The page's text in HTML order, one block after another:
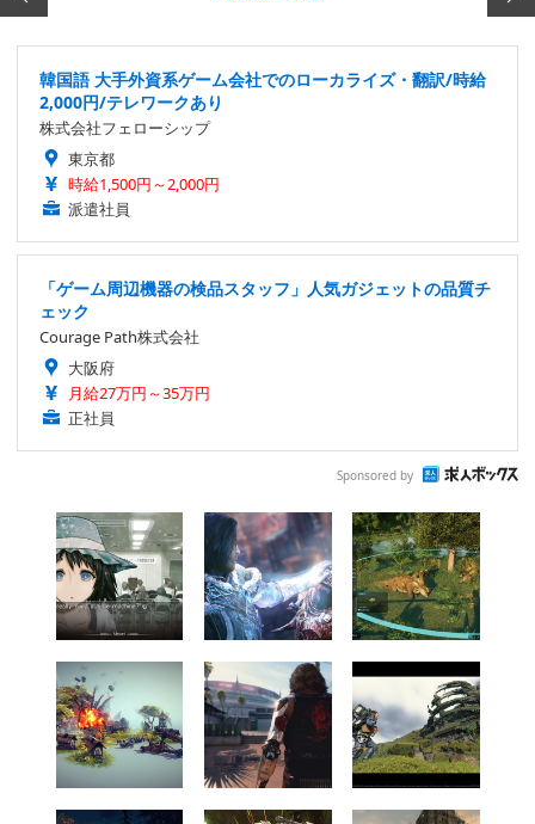
韓国語 大手外資系ゲーム会社でのローカライズ・翻訳/時給
2,000円/テレワークあり
株式会社フェローシップ
東京都
時給1,500円～2,000円
派遣社員
「ゲーム周辺機器の検品スタッフ」人気ガジェットの品質チ
ェック
Courage Path株式会社
大阪府
月給27万円～35万円
正社員
Sponsored by